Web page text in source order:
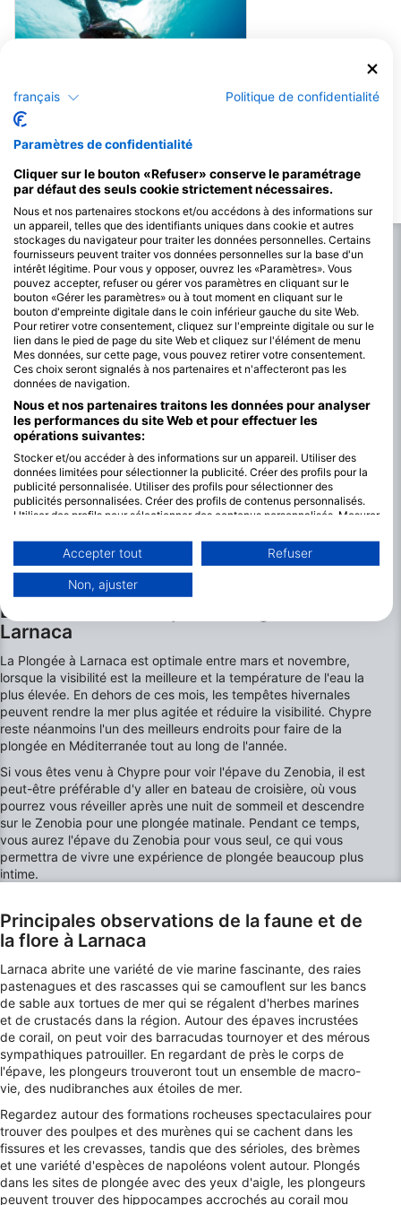
Aqualung
Elpida Wreck (★4.7)
L'Elpida a été coulé pour la plongée
sous-marine. Il s'agit d'un grand navire
commercial de 63 mètres de long, qui se
trouve à une profondeur d'un peu moins
de 30 mètres. Le pont principal se trouve
à 20 m. Il y a un grand pont, des zones de
logement, un grand pont long. À
l'intérieur, il y a de grandes zones de
conteneurs, des couloirs, la salle des
machines.
Les meilleurs mois pour Plonger à
Larnaca
La Plongée à Larnaca est optimale entre mars et novembre,
lorsque la visibilité est la meilleure et la température de l'eau la
plus élevée. En dehors de ces mois, les tempêtes hivernales
peuvent rendre la mer plus agitée et réduire la visibilité. Chypre
reste néanmoins l'un des meilleurs endroits pour faire de la
plongée en Méditerranée tout au long de l'année.
Si vous êtes venu à Chypre pour voir l'épave du Zenobia, il est
peut-être préférable d'y aller en bateau de croisière, où vous
pourrez vous réveiller après une nuit de sommeil et descendre
sur le Zenobia pour une plongée matinale. Pendant ce temps,
vous aurez l'épave du Zenobia pour vous seul, ce qui vous
permettra de vivre une expérience de plongée beaucoup plus
intime.
Principales observations de la faune et de
la flore à Larnaca
Larnaca abrite une variété de vie marine fascinante, des raies
pastenagues et des rascasses qui se camouflent sur les bancs
de sable aux tortues de mer qui se régalent d'herbes marines
et de crustacés dans la région. Autour des épaves incrustées
de corail, on peut voir des barracudas tournoyer et des mérous
sympathiques patrouiller. En regardant de près le corps de
l'épave, les plongeurs trouveront tout un ensemble de macro-
vie, des nudibranches aux étoiles de mer.
Regardez autour des formations rocheuses spectaculaires pour
trouver des poulpes et des murènes qui se cachent dans les
fissures et les crevasses, tandis que des sérioles, des brèmes
et une variété d'espèces de napoléons volent autour. Plongés
dans les sites de plongée avec des yeux d'aigle, les plongeurs
peuvent trouver des hippocampes accrochés au corail mou
français Politique de confidentialité
Paramètres de confidentialité
Cliquer sur le bouton «Refuser» conserve le paramétrage
par défaut des seuls cookie strictement nécessaires.
Nous et nos partenaires stockons et/ou accédons à des informations sur
un appareil, telles que des identifiants uniques dans cookie et autres
stockages du navigateur pour traiter les données personnelles. Certains
fournisseurs peuvent traiter vos données personnelles sur la base d'un
intérêt légitime. Pour vous y opposer, ouvrez les «Paramètres». Vous
pouvez accepter, refuser ou gérer vos paramètres en cliquant sur le
bouton «Gérer les paramètres» ou à tout moment en cliquant sur le
bouton d'empreinte digitale dans le coin inférieur gauche du site Web.
Pour retirer votre consentement, cliquez sur l'empreinte digitale ou sur le
lien dans le pied de page du site Web et cliquez sur l'élément de menu
Mes données, sur cette page, vous pouvez retirer votre consentement.
Ces choix seront signalés à nos partenaires et n'affecteront pas les
données de navigation.
Nous et nos partenaires traitons les données pour analyser
les performances du site Web et pour effectuer les
opérations suivantes:
Stocker et/ou accéder à des informations sur un appareil. Utiliser des
données limitées pour sélectionner la publicité. Créer des profils pour la
publicité personnalisée. Utiliser des profils pour sélectionner des
publicités personnalisées. Créer des profils de contenus personnalisés.
Utiliser des profils pour sélectionner des contenus personnalisés. Mesurer
Comprendre les publics par le biais de statistiques ou de combinaisons de
données provenant de différentes sources. Développer et améliorer les
services. Utiliser des données limitées pour sélectionner le contenu.
Vous trouverez de plus amples informations sur l'utilisation des données
Les données peuvent être partagées en dehors de l'Union européenne et
envoyées aux États-Unis.
Votre consentement et la politique cookie s'appliquent uniquement à ce
site Web/application.
Voir la liste des partenaires (1 IAB Vendors)
Nous utilisons vos données aux fins suivantes :
Objectifs de traitement de l'IAB :
Stocker et/ou accéder à des informations sur
un appareil
Utiliser des données limitées pour
sélectionner la publicité
Créer des profils pour la publicité
personnalisée
Utiliser des profils pour sélectionner des
publicités personnalisées
Créer des profils de contenus personnalisés
Utiliser des profils pour sélectionner des
contenus personnalisés
Mesurer la performance des publicités
Mesurer la performance des contenus
Comprendre les publics par le biais de
statistiques ou de combinaisons de données
provenant de différentes sources
Développer et améliorer les services
Accepter tout Refuser
Non, ajuster